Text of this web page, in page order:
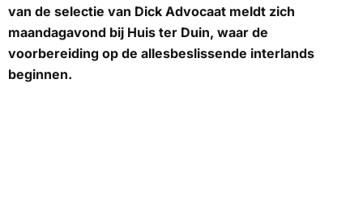
van de selectie van Dick Advocaat meldt zich
maandagavond bij Huis ter Duin, waar de
voorbereiding op de allesbeslissende interlands
beginnen.